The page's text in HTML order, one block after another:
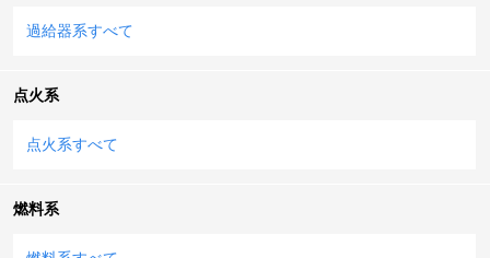
過給器系すべて
点火系
点火系すべて
燃料系